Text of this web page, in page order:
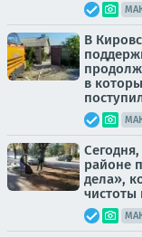
В
в
районе
дела»,
чистоты